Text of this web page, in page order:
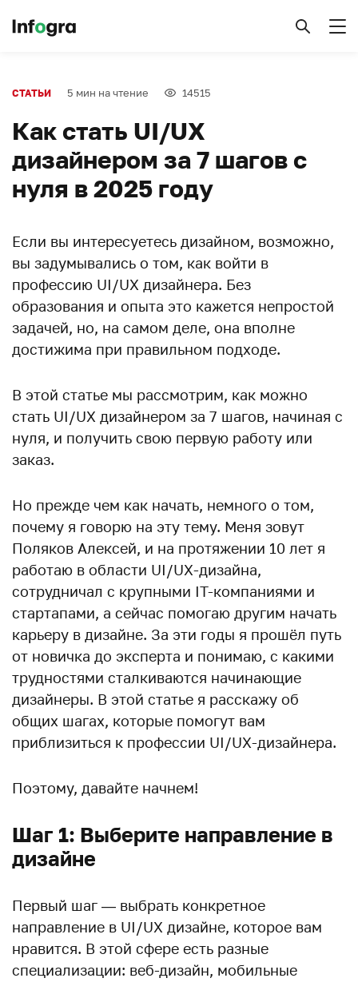
СТАТЬИ 5 мин на чтение 14515
Как стать UI/UX
дизайнером за 7 шагов с
нуля в 2025 году
Если вы интересуетесь дизайном, возможно,
вы задумывались о том, как войти в
профессию UI/UX дизайнера. Без
образования и опыта это кажется непростой
задачей, но, на самом деле, она вполне
достижима при правильном подходе.
В этой статье мы рассмотрим, как можно
стать UI/UX дизайнером за 7 шагов, начиная с
нуля, и получить свою первую работу или
заказ.
Но прежде чем как начать, немного о том,
почему я говорю на эту тему. Меня зовут
Поляков Алексей, и на протяжении 10 лет я
работаю в области UI/UX-дизайна,
сотрудничал с крупными IT-компаниями и
стартапами, а сейчас помогаю другим начать
карьеру в дизайне. За эти годы я прошёл путь
от новичка до эксперта и понимаю, с какими
трудностями сталкиваются начинающие
дизайнеры. В этой статье я расскажу об
общих шагах, которые помогут вам
приблизиться к профессии UI/UX-дизайнера.
Поэтому, давайте начнем!
Шаг 1: Выберите направление в
дизайне
Первый шаг — выбрать конкретное
направление в UI/UX дизайне, которое вам
нравится. В этой сфере есть разные
специализации: веб-дизайн, мобильные